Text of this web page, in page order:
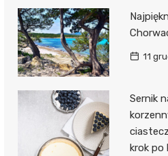
11
Sernik
krok po